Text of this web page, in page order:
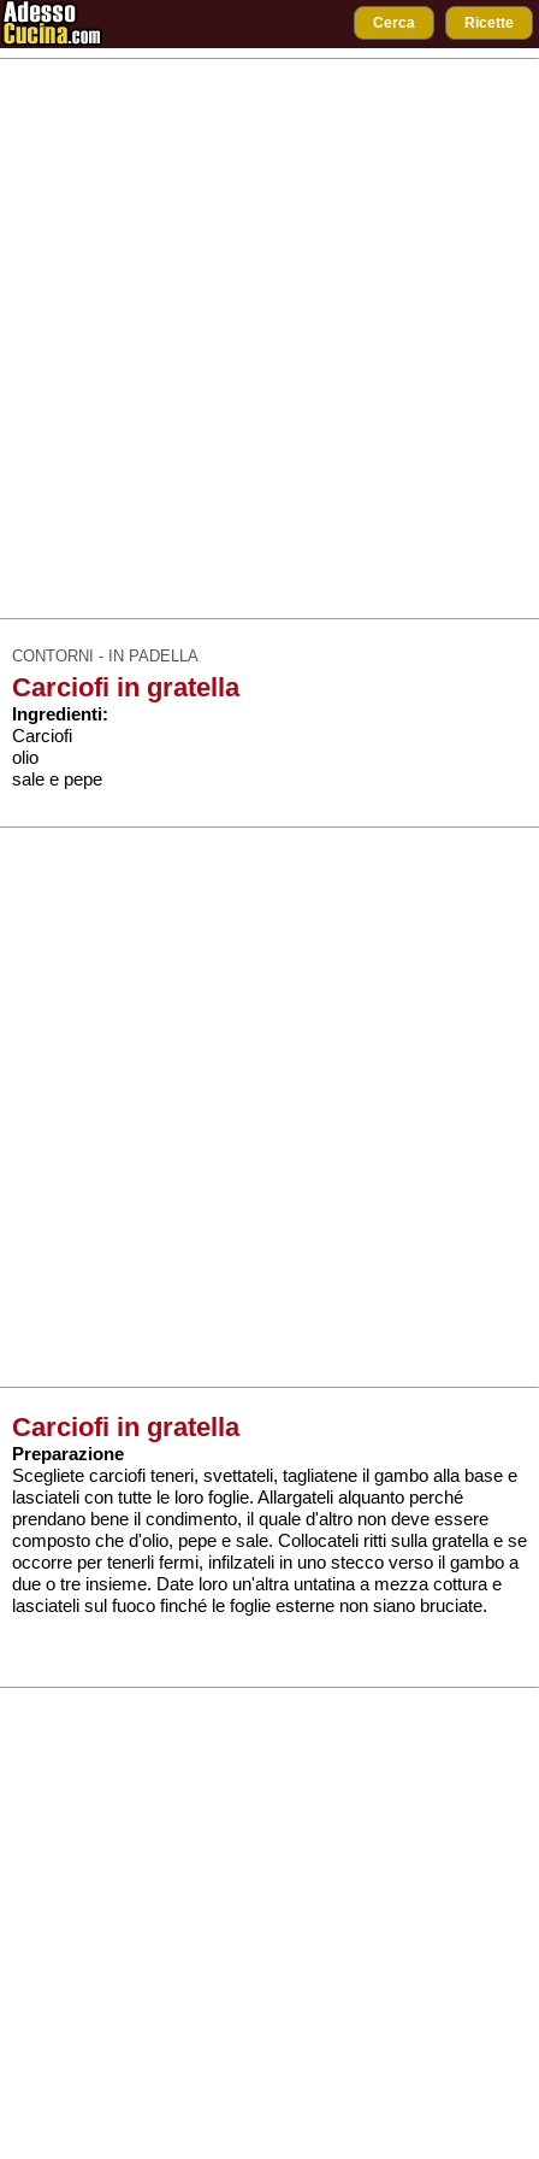
Cerca Ricette
CONTORNI - IN PADELLA
Carciofi in gratella
Ingredienti:
Carciofi
olio
sale e pepe
Carciofi in gratella
Preparazione
Scegliete carciofi teneri, svettateli, tagliatene il gambo alla base e
lasciateli con tutte le loro foglie. Allargateli alquanto perché
prendano bene il condimento, il quale d'altro non deve essere
composto che d'olio, pepe e sale. Collocateli ritti sulla gratella e se
occorre per tenerli fermi, infilzateli in uno stecco verso il gambo a
due o tre insieme. Date loro un'altra untatina a mezza cottura e
lasciateli sul fuoco finché le foglie esterne non siano bruciate.